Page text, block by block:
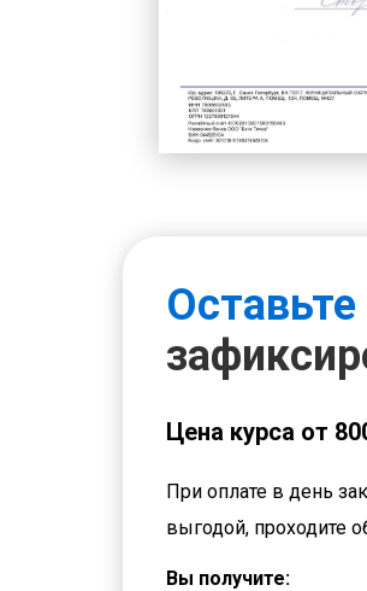
Оставьте
Цена курса от
При оплате в день
выгодой, проходите
Вы получите: